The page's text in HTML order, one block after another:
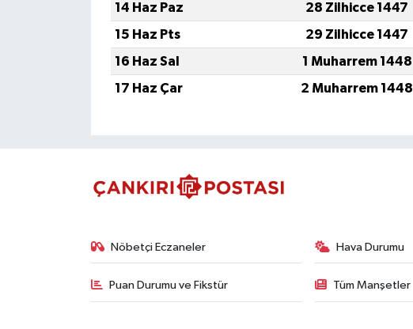
14 Haz Paz
28 Zilhicce 1447
15 Haz Pts
29 Zilhicce 1447
16 Haz Sal
1 Muharrem 1448
17 Haz Çar
2 Muharrem 1448
Nöbetçi Eczaneler Hava Durumu
Puan Durumu ve Fikstür Tüm Manşetler